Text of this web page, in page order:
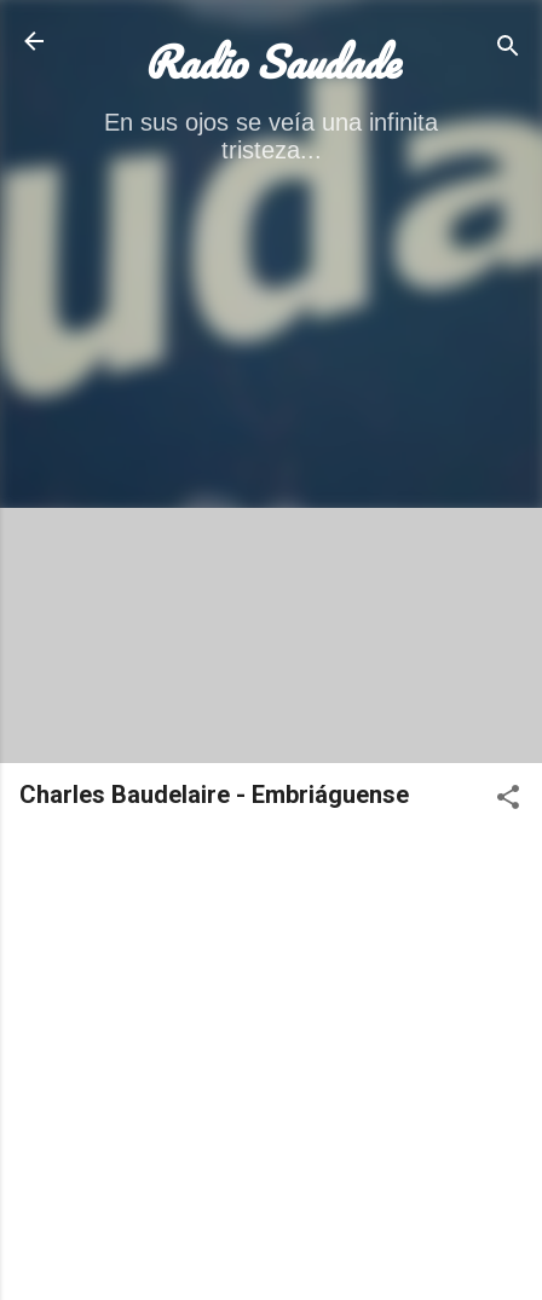
Radio Saudade
En sus ojos se veía una infinita
tristeza...
Charles Baudelaire - Embriáguense